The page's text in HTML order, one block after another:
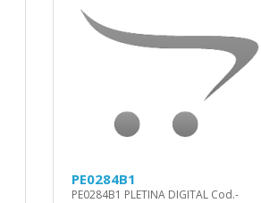
PE0284B1
PE0284B1 PLETINA DIGITAL Cod.-